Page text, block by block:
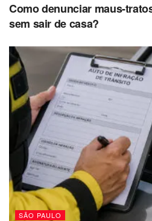
Como denunciar maus-
sem sair de casa?
SÃO PAULO